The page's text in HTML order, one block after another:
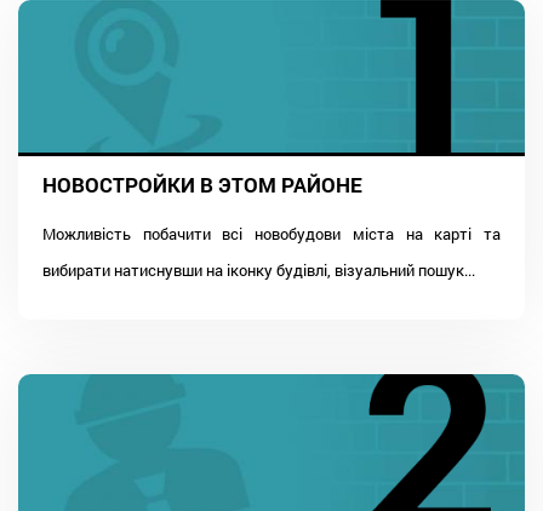
НОВОСТРОЙКИ В ЭТОМ РАЙОНЕ
Можливість побачити всі новобудови міста на карті та
вибирати натиснувши на іконку будівлі, візуальний пошук...